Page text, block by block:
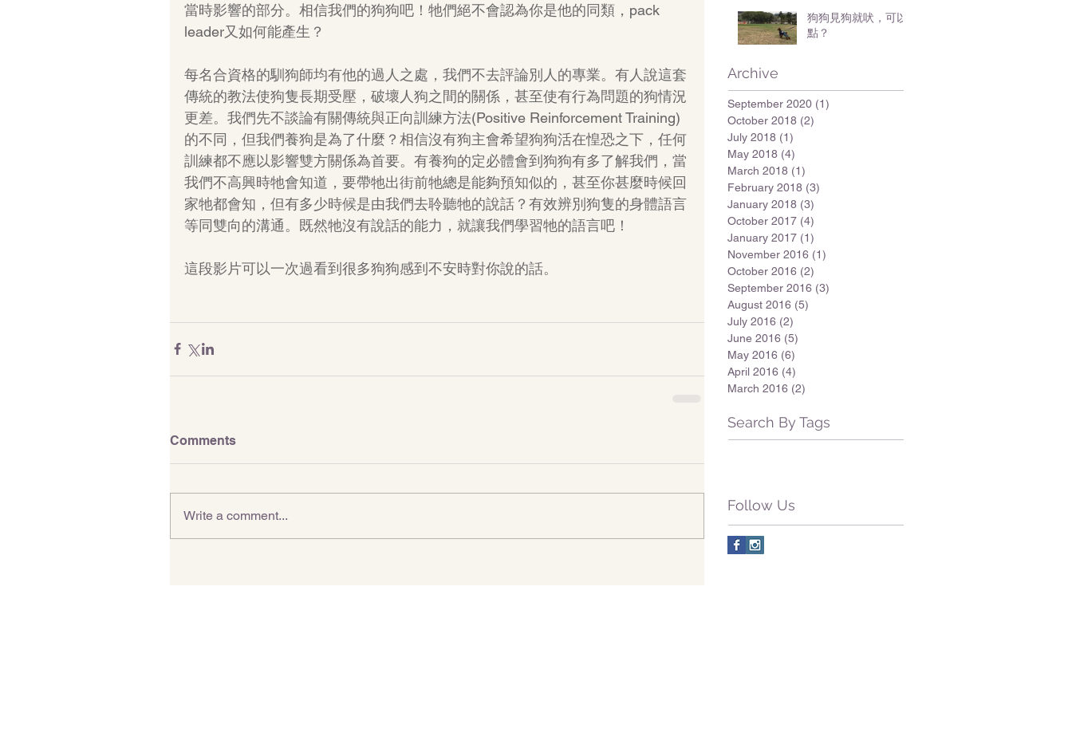
當時影響的部分。相信我們的狗狗吧！牠們絕不會認為你是他的同類，pack
leader又如何能產生？
每名合資格的馴狗師均有他的過人之處，我們不去評論別人的專業。有人說這套
傳統的教法使狗隻長期受壓，破壞人狗之間的關係，甚至使有行為問題的狗情況
更差。我們先不談論有關傳統與正向訓練方法(Positive Reinforcement Training)
的不同，但我們養狗是為了什麼？相信沒有狗主會希望狗狗活在惶恐之下，任何
訓練都不應以影響雙方關係為首要。有養狗的定必體會到狗狗有多了解我們，當
我們不高興時牠會知道，要帶牠出街前牠總是能夠預知似的，甚至你甚麼時候回
家牠都會知，但有多少時候是由我們去聆聽牠的說話？有效辨別狗隻的身體語言
等同雙向的溝通。既然牠沒有說話的能力，就讓我們學習牠的語言吧！
這段影片可以一次過看到很多狗狗感到不安時對你說的話。
Comments
Write a comment...
狗狗見狗就吠，可以
點？
Archive
September 2020 (1)
October 2018 (2)
July 2018 (1)
May 2018 (4)
March 2018 (1)
February 2018 (3)
January 2018 (3)
October 2017 (4)
January 2017 (1)
November 2016 (1)
October 2016 (2)
September 2016 (3)
August 2016 (5)
July 2016 (2)
June 2016 (5)
May 2016 (6)
April 2016 (4)
March 2016 (2)
Search By Tags
Follow Us